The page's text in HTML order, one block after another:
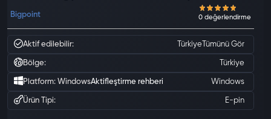
Bigpoint
Aktif edilebilir: Türkiye Tümünü Gör
Bölge: Türkiye
Platform: WindowsAktifleştirme rehberi Windows
Ürün Tipi: E-pin